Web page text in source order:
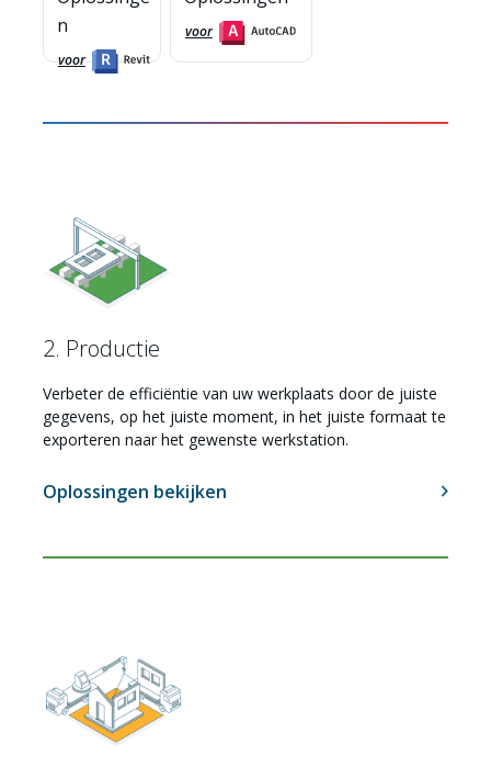
Myhsbcad
n
voor
voor
2. Productie
Verbeter de efficiëntie van uw werkplaats door de juiste
gegevens, op het juiste moment, in het juiste formaat te
exporteren naar het gewenste werkstation.
Oplossingen bekijken